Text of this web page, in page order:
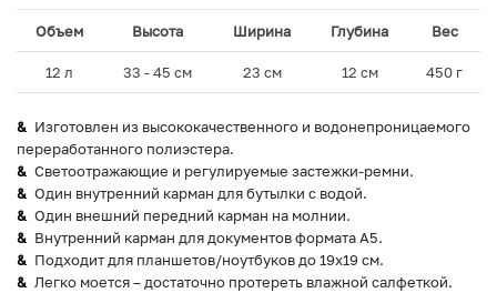
Объем Высота Ширина Глубина Вес
12 л 33 - 45 см 23 см 12 см 450 г
Изготовлен из высококачественного и водонепроницаемого
переработанного полиэстера.
Светоотражающие и регулируемые застежки-ремни.
Один внутренний карман для бутылки с водой.
Один внешний передний карман на молнии.
Внутренний карман для документов формата А5.
Подходит для планшетов/ноутбуков до 19х19 см.
Легко моется – достаточно протереть влажной салфеткой.